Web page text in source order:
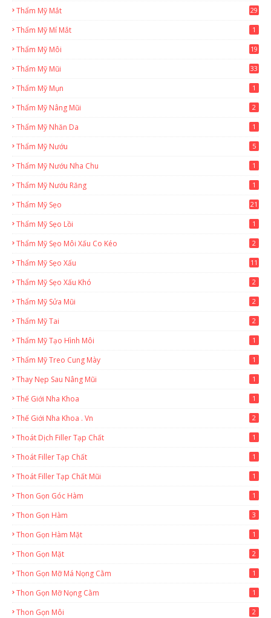
Thẩm Mỹ Mắt 29
Thẩm Mỹ Mí Mắt 1
Thẩm Mỹ Môi 19
Thẩm Mỹ Mũi 33
Thẩm Mỹ Mụn 1
Thẩm Mỹ Nâng Mũi 2
Thẩm Mỹ Nhăn Da 1
Thẩm Mỹ Nướu 5
Thẩm Mỹ Nướu Nha Chu 1
Thẩm Mỹ Nướu Răng 1
Thẩm Mỹ Sẹo 21
Thẩm Mỹ Sẹo Lồi 1
Thẩm Mỹ Sẹo Môi Xấu Co Kéo 2
Thẩm Mỹ Sẹo Xấu 11
Thẩm Mỹ Sẹo Xấu Khó 2
Thẩm Mỹ Sửa Mũi 2
Thẩm Mỹ Tai 2
Thẩm Mỹ Tạo Hình Môi 1
Thẩm Mỹ Treo Cung Mày 1
Thay Nẹp Sau Nâng Mũi 1
Thế Giới Nha Khoa 1
Thế Giới Nha Khoa . Vn 2
Thoát Dịch Filler Tạp Chất 1
Thoát Filler Tạp Chất 1
Thoát Filler Tạp Chất Mũi 1
Thon Gọn Góc Hàm 1
Thon Gọn Hàm 3
Thon Gọn Hàm Mặt 1
Thon Gọn Mặt 2
Thon Gọn Mỡ Má Nọng Cằm 1
Thon Gọn Mỡ Nọng Cằm 1
Thon Gọn Môi 2